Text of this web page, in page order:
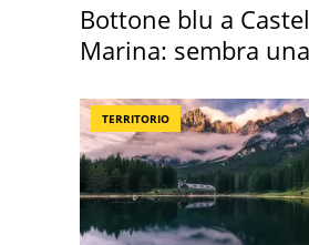
Bottone blu a
Marina: sembra una
TERRITORIO